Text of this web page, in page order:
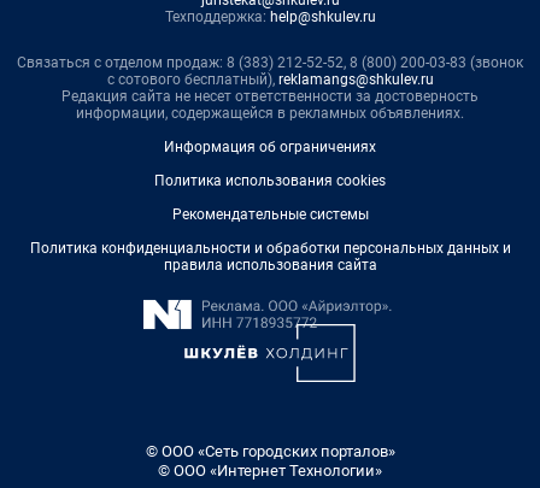
Техподдержка: help@shkulev.ru
Связаться с отделом продаж: 8 (383) 212-52-52, 8 (800) 200-03-83 (звонок
с сотового бесплатный), reklamangs@shkulev.ru
Редакция сайта не несет ответственности за достоверность
информации, содержащейся в рекламных объявлениях.
Информация об ограничениях
Политика использования cookies
Рекомендательные системы
Политика конфиденциальности и обработки персональных данных и
правила использования сайта
© ООО «Сеть городских порталов»
© ООО «Интернет Технологии»